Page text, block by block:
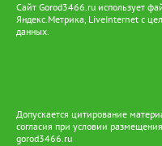
Сайт Gorod3466.ru использует
Яндекс.Метрика, LiveInternet с
данных.
Допускается цитирование
согласия при условии
gorod3466.ru